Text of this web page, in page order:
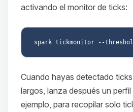
activando el monitor de ticks:
Cuando hayas detectado
largos, lanza después un
ejemplo, para recopilar solo